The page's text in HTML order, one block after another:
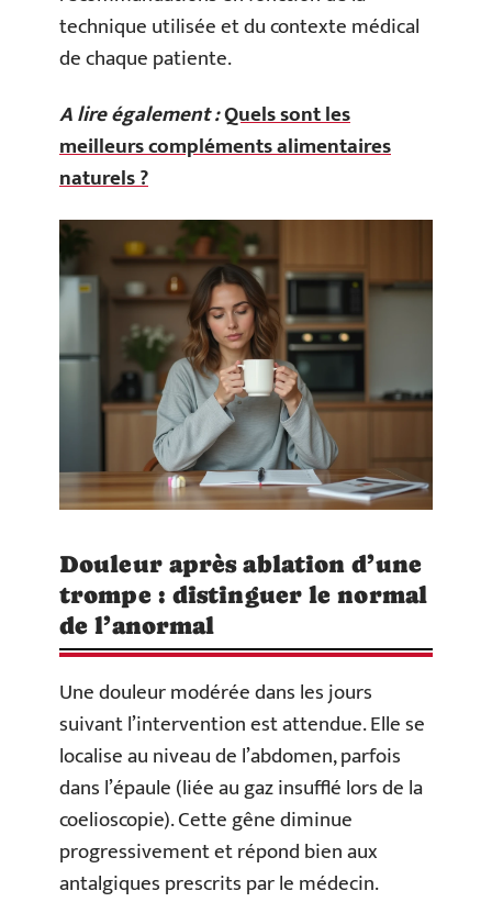
technique utilisée et du contexte médical
de chaque patiente.
A lire également :Quels sont les
meilleurs compléments alimentaires
naturels ?
Douleur après ablation d’une
trompe : distinguer le normal
de l’anormal
Une douleur modérée dans les jours
suivant l’intervention est attendue. Elle se
localise au niveau de l’abdomen, parfois
dans l’épaule (liée au gaz insufflé lors de la
coelioscopie). Cette gêne diminue
progressivement et répond bien aux
antalgiques prescrits par le médecin.